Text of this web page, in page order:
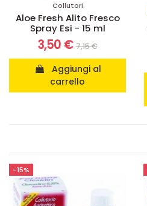
Collutori
Aloe Fresh Alito Fresco
Spray Esi - 15 ml
3,50 € 7,15 €
carrello
-15%